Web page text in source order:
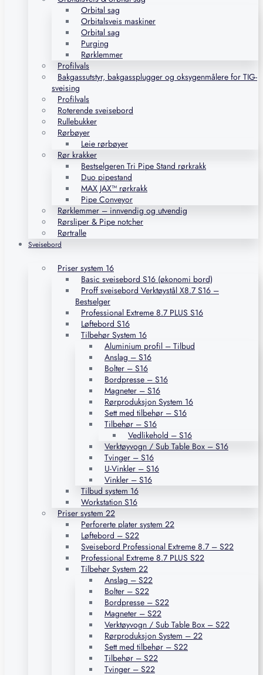
Orbital sag
Orbitalsveis maskiner
Orbital sag
Purging
Rørklemmer
Profilvals
Bakgassutstyr, bakgassplugger og oksygenmålere for TIG-
sveising
Profilvals
Roterende sveisebord
Rullebukker
Rørbøyer
Leie rørbøyer
Rør krakker
Bestselgeren Tri Pipe Stand rørkrakk
Duo pipestand
MAX JAX™ rørkrakk
Pipe Conveyor
Rørklemmer – innvendig og utvendig
Rørsliper & Pipe notcher
Rørtralle
Sveisebord
Priser system 16
Basic sveisebord S16 (økonomi bord)
Proff sveisebord Verktøystål X8.7 S16 –
Bestselger
Professional Extreme 8.7 PLUS S16
Løftebord S16
Tilbehør System 16
Aluminium profil – Tilbud
Anslag – S16
Bolter – S16
Bordpresse – S16
Magneter – S16
Rørproduksjon System 16
Sett med tilbehør – S16
Tilbehør – S16
Vedlikehold – S16
Verktøyvogn / Sub Table Box – S16
Tvinger – S16
U-Vinkler – S16
Vinkler – S16
Tilbud system 16
Workstation S16
Priser system 22
Perforerte plater system 22
Løftebord – S22
Sveisebord Professional Extreme 8.7 – S22
Professional Extreme 8.7 PLUS S22
Tilbehør System 22
Anslag – S22
Bolter – S22
Bordpresse – S22
Magneter – S22
Verktøyvogn / Sub Table Box – S22
Rørproduksjon System – 22
Sett med tilbehør – S22
Tilbehør – S22
Tvinger – S22